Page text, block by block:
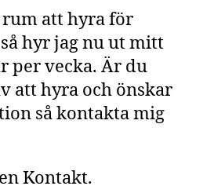
rum att hyra för
hyr jag nu ut mitt
per vecka. Är du
att hyra och önskar
så kontakta mig
Kontakt.